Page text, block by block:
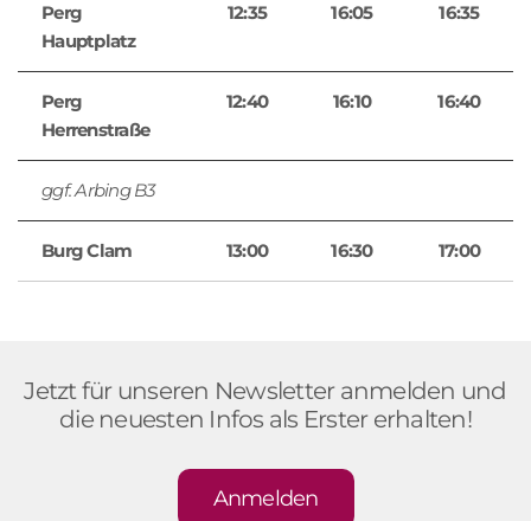
Perg
Hauptplatz
12:35 16:05 16:35
Perg
Herrenstraße
12:40 16:10 16:40
ggf. Arbing B3
Burg Clam 13:00 16:30 17:00
Jetzt für unseren Newsletter anmelden und
die neuesten Infos als Erster erhalten!
Anmelden